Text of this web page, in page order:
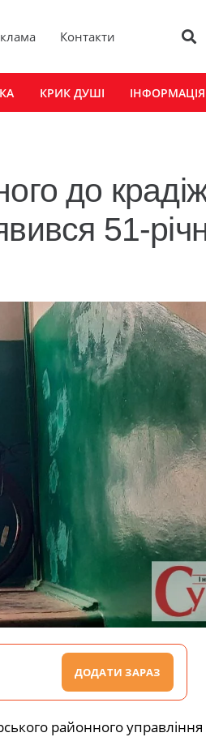
Контакти
КРИК ДУШІ ІНФОРМАЦІЯ
до
51-
ДОДАТИ ЗАРАЗ
районного управління